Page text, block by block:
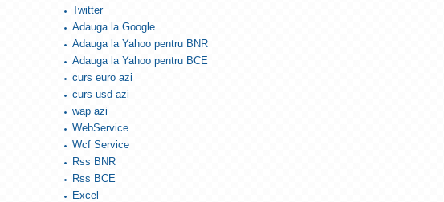
Twitter
Adauga la Google
Adauga la Yahoo pentru BNR
Adauga la Yahoo pentru BCE
curs euro azi
curs usd azi
wap azi
WebService
Wcf Service
Rss BNR
Rss BCE
Excel